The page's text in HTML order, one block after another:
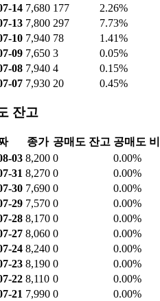
14 7,680 177
2.26%
13 7,800 297
7.73%
10 7,940 78
1.41%
09 7,650 3
0.05%
08 7,940 4
0.15%
07 7,930 20 0.45%
잔고
종가 공매도 잔고 공매도
03 8,200 0
0.00%
31 8,270 0
0.00%
30 7,690 0
0.00%
29 7,570 0
0.00%
28 8,170 0
0.00%
27 8,060 0
0.00%
24 8,240 0
0.00%
23 8,190 0
0.00%
22 8,110 0
0.00%
21 7,990 0
0.00%